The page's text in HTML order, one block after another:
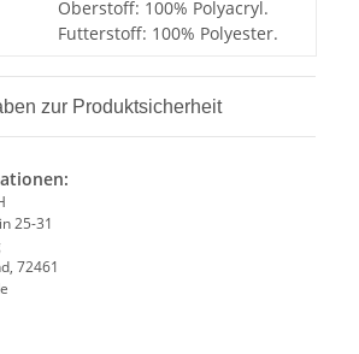
Oberstoff: 100% Polyacryl.
Futterstoff: 100% Polyester.
zur Produktsicherheit
25-31
72461